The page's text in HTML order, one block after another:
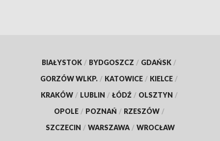
BIAŁYSTOK / BYDGOSZCZ / GDAŃSK /
GORZÓW WLKP. / KATOWICE / KIELCE /
KRAKÓW / LUBLIN / ŁÓDŹ / OLSZTYN /
OPOLE / POZNAŃ / RZESZÓW /
SZCZECIN / WARSZAWA / WROCŁAW